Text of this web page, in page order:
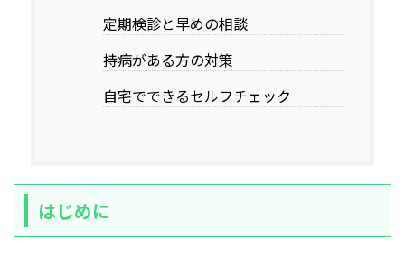
定期検診と早めの相談
持病がある方の対策
自宅でできるセルフチェック
はじめに